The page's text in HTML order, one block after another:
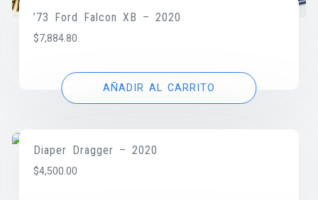
’73 Ford Falcon XB – 2020
$7,884.80
AÑADIR AL CARRITO
Diaper Dragger – 2020
$4,500.00